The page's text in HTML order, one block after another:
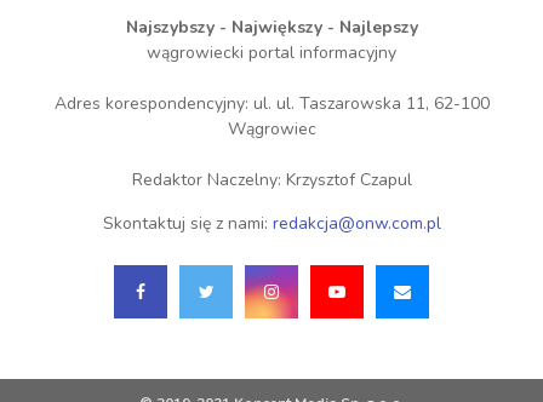
Najszybszy - Największy - Najlepszy
wągrowiecki portal informacyjny
Adres korespondencyjny: ul. ul. Taszarowska 11, 62-100
Wągrowiec
Redaktor Naczelny: Krzysztof Czapul
Skontaktuj się z nami: redakcja@onw.com.pl